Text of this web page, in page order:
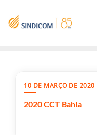
content
10 DE MARÇO DE 2020
2020 CCT Bahia